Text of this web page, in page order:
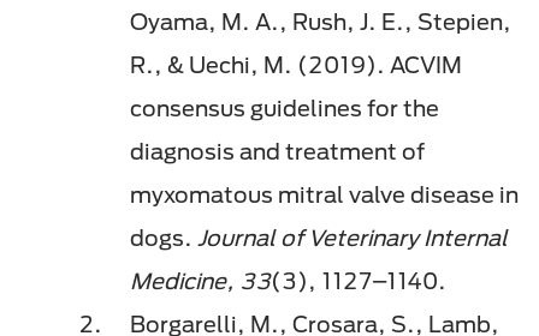
Oyama, M. A., Rush, J. E., Stepien,
R., & Uechi, M. (2019). ACVIM
consensus guidelines for the
diagnosis and treatment of
myxomatous mitral valve disease in
dogs. Journal of Veterinary Internal
Medicine, 33(3), 1127–1140.
Borgarelli, M., Crosara, S., Lamb,